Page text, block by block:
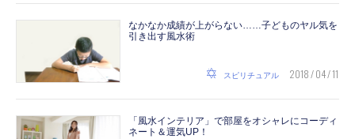
なかなか成績が上がらない……子どものヤル気を
引き出す風水術
スピリチュアル 2018 / 04 / 11
「風水インテリア」で部屋をオシャレにコーディ
ネート＆運気UP！